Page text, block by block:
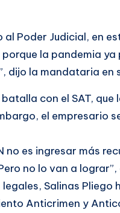
Poder Judicial, en
la pandemia
dijo la mandataria en
con el SAT,
el empresario
no es ingresar más
no lo van a lograr”,
Salinas
Anticrimen y